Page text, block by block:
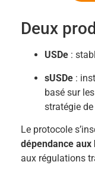
Deux
USDe :
sUSDe :
basé sur
stratégie
Le protocole
dépendance aux
aux régulations